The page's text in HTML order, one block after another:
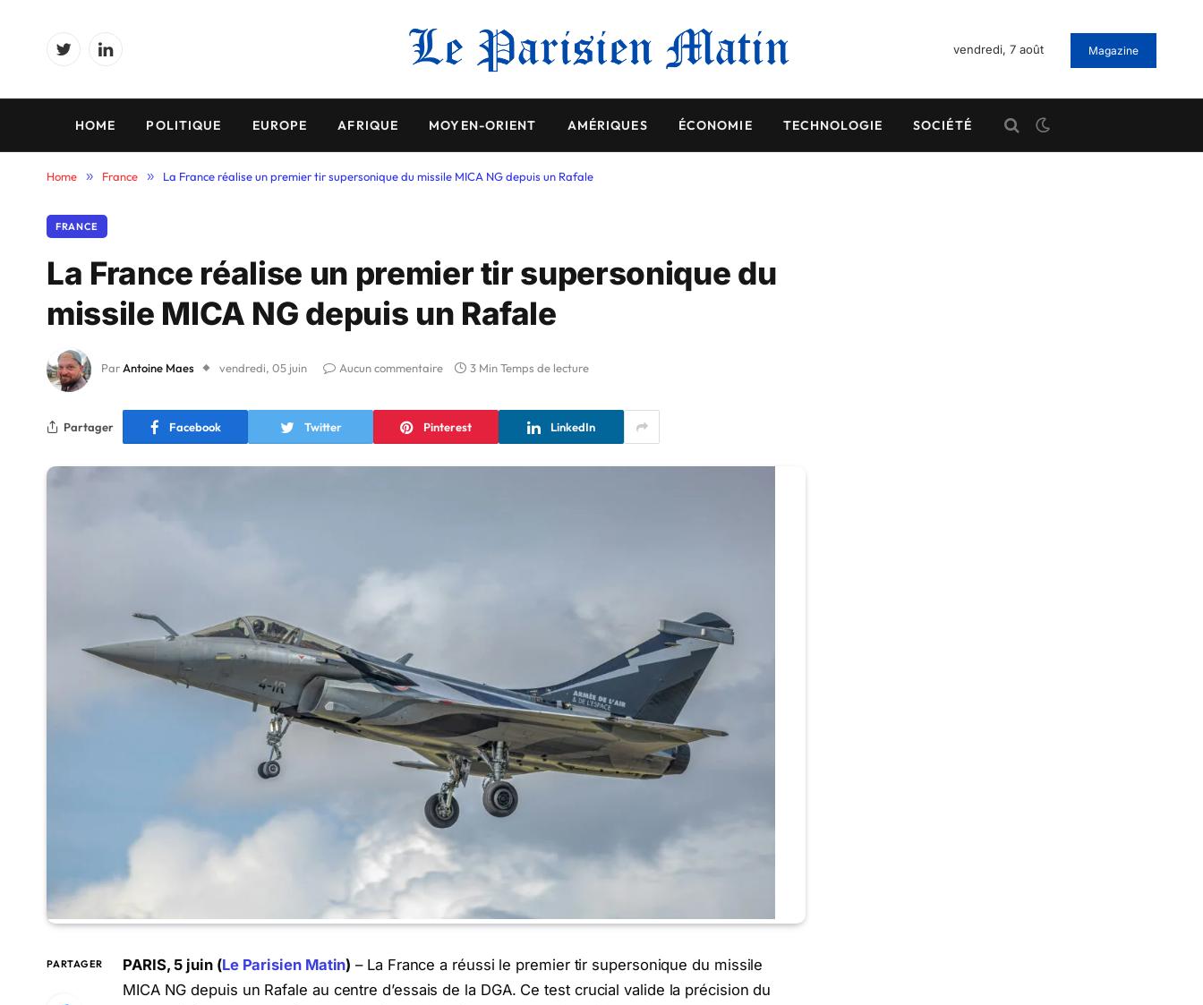
TwitterLinkedIn
vendredi, 7 août Magazine
HOME POLITIQUE EUROPE AFRIQUE MOYEN-ORIENT AMÉRIQUES ÉCONOMIE TECHNOLOGIE SOCIÉTÉ
Home » France » La France réalise un premier tir supersonique du missile MICA NG depuis un Rafale
FRANCE
La France réalise un premier tir supersonique du
missile MICA NG depuis un Rafale
Par Antoine Maes vendredi, 05 juin Aucun commentaire 3 Min Temps de lecture
Partager Facebook Twitter Pinterest LinkedIn
PARTAGER PARIS, 5 juin (Le Parisien Matin) – La France a réussi le premier tir supersonique du missile
MICA NG depuis un Rafale au centre d’essais de la DGA. Ce test crucial valide la précision du